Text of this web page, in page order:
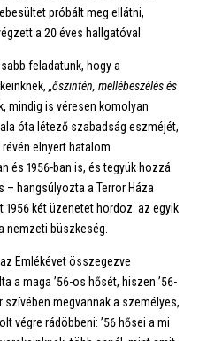
próbált meg ellátni,
a 20 éves hallgatóval.
feladatunk, hogy a
„őszintén, mellébeszélés és
mindig is véresen komolyan
óta létező szabadság eszméjét,
elnyert hatalom
és 1956-ban is, és tegyük hozzá
– hangsúlyozta a Terror Háza
két üzenetet hordoz: az egyik
nemzeti büszkeség.
Emlékévet összegezve
a maga ’56-os hősét, hiszen ’56-
megvannak a személyes,
végre rádöbbeni: ’56 hősei a mi